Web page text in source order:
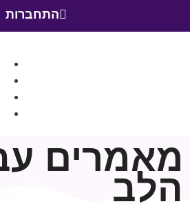
התחברות
מאמרים
הלב